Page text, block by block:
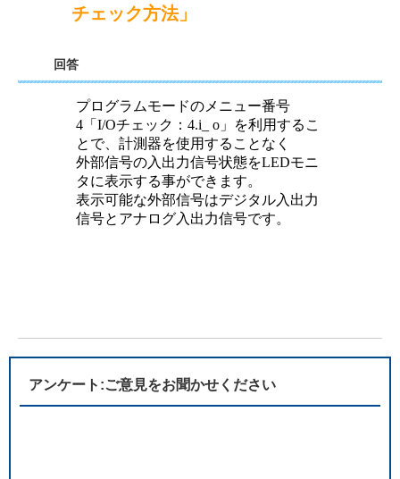
チェック方法」
回答
プログラムモードのメニュー番号
4「I/Oチェック：4.i_ o」を利用するこ
とで、計測器を使用することなく
外部信号の入出力信号状態をLEDモニ
タに表示する事ができます。
表示可能な外部信号はデジタル入出力
信号とアナログ入出力信号です。
アンケート:ご意見をお聞かせください